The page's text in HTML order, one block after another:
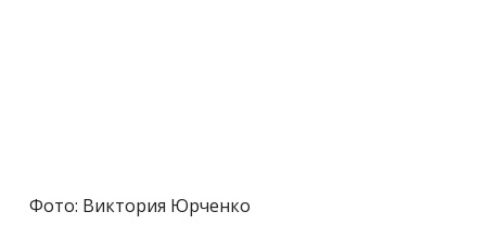
Фото: Виктория Юрченко